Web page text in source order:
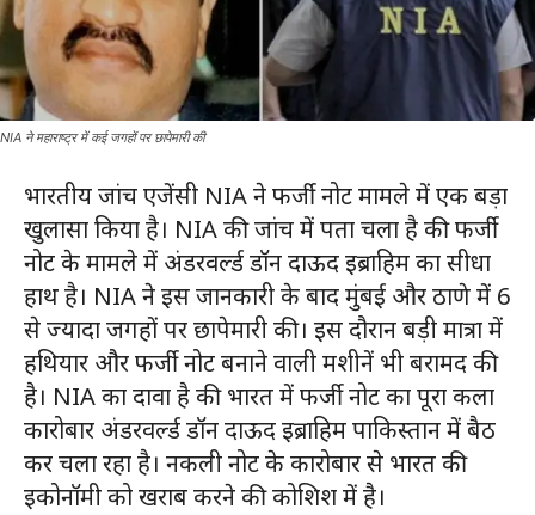
NIA ने महाराष्ट्र में कई जगहों पर छापेमारी की
भारतीय जांच एजेंसी NIA ने फर्जी नोट मामले में एक बड़ा
खुलासा किया है। NIA की जांच में पता चला है की फर्जी
नोट के मामले में अंडरवर्ल्ड डॉन दाऊद इब्राहिम का सीधा
हाथ है। NIA ने इस जानकारी के बाद मुंबई और ठाणे में 6
से ज्यादा जगहों पर छापेमारी की। इस दौरान बड़ी मात्रा में
हथियार और फर्जी नोट बनाने वाली मशीनें भी बरामद की
है। NIA का दावा है की भारत में फर्जी नोट का पूरा कला
कारोबार अंडरवर्ल्ड डॉन दाऊद इब्राहिम पाकिस्तान में बैठ
कर चला रहा है। नकली नोट के कारोबार से भारत की
इकोनॉमी को खराब करने की कोशिश में है।